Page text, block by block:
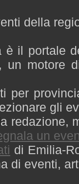
della
è il portale
un motore
per
gli
redazione,
un
di Emilia-
di eventi,